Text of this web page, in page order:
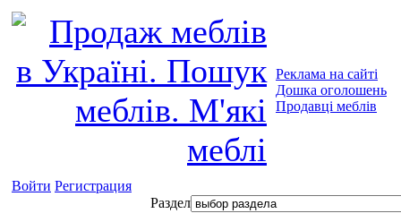
Реклама на сайті
Дошка оголошень
Продавці меблів
Войти Регистрация
Раздел